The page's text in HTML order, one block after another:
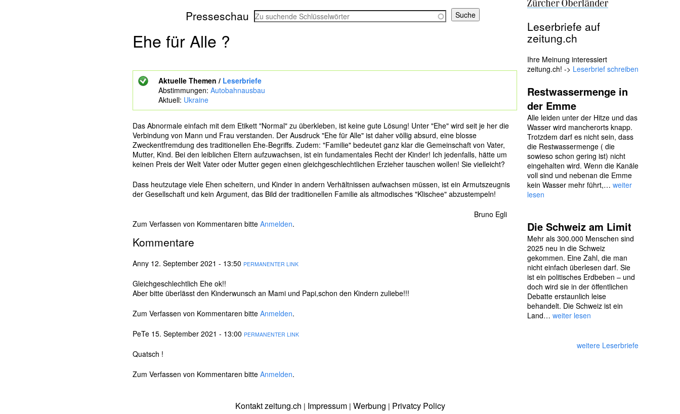
Presseschau
s
u
e
S
c
h
l
ü
s
s
l
w
t
e
r
Ehe für Alle ?
Aktuelle Themen / Leserbriefe
Abstimmungen: Autobahnausbau
Aktuell: Ukraine
Das Abnormale einfach mit dem Etikett "Normal" zu überkleben, ist keine gute Lösung! Unter "Ehe" wird seit je her die
Verbindung von Mann und Frau verstanden. Der Ausdruck "Ehe für Alle" ist daher völlig absurd, eine blosse
Zweckentfremdung des traditionellen Ehe-Begriffs. Zudem: "Familie" bedeutet ganz klar die Gemeinschaft von Vater,
Mutter, Kind. Bei den leiblichen Eltern aufzuwachsen, ist ein fundamentales Recht der Kinder! Ich jedenfalls, hätte um
keinen Preis der Welt Vater oder Mutter gegen einen gleichgeschlechtlichen Erzieher tauschen wollen! Sie vielleicht?
Dass heutzutage viele Ehen scheitern, und Kinder in andern Verhältnissen aufwachsen müssen, ist ein Armutszeugnis
der Gesellschaft und kein Argument, das Bild der traditionellen Familie als altmodisches "Klischee" abzustempeln!
Bruno Egli
Zum Verfassen von Kommentaren bitte Anmelden.
Kommentare
Anny 12. September 2021 - 13:50 PERMANENTER LINK
Gleichgeschlechtlich Ehe ok!!
Aber bitte überlässt den Kinderwunsch an Mami und Papi,schon den Kindern zuliebe!!!
Zum Verfassen von Kommentaren bitte Anmelden.
PeTe 15. September 2021 - 13:00 PERMANENTER LINK
Quatsch !
Zum Verfassen von Kommentaren bitte Anmelden.
Leserbriefe auf
zeitung.ch
Ihre Meinung interessiert
zeitung.ch! -> Leserbrief schreiben
Restwassermenge in
der Emme
Alle leiden unter der Hitze und das
Wasser wird mancherorts knapp.
Trotzdem darf es nicht sein, dass
die Restwassermenge ( die
sowieso schon gering ist) nicht
eingehalten wird. Wenn die Kanäle
voll sind und nebenan die Emme
kein Wasser mehr führt,… weiter
lesen
Die Schweiz am Limit
Mehr als 300.000 Menschen sind
2025 neu in die Schweiz
gekommen. Eine Zahl, die man
nicht einfach überlesen darf. Sie
ist ein politisches Erdbeben – und
doch wird sie in der öffentlichen
Debatte erstaunlich leise
behandelt. Die Schweiz ist ein
Land… weiter lesen
weitere Leserbriefe
Kontakt zeitung.ch | Impressum| Werbung | Privatcy Policy